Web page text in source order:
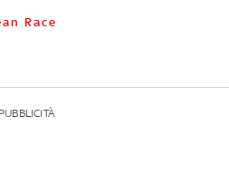
Race
PUBBLICITÀ